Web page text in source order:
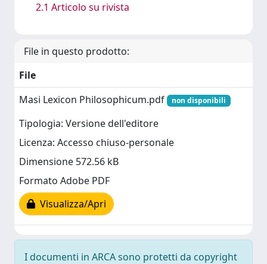
2.1 Articolo su rivista
File in questo prodotto:
File
Masi Lexicon Philosophicum.pdf
non disponibili
Tipologia: Versione dell'editore
Licenza: Accesso chiuso-personale
Dimensione 572.56 kB
Formato Adobe PDF
Visualizza/Apri
I documenti in ARCA sono protetti da copyright